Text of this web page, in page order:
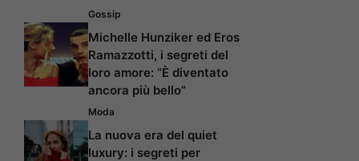
Gossip
Michelle Hunziker ed Eros
Ramazzotti, i segreti del
loro amore: “È diventato
ancora più bello”
Moda
La nuova era del quiet
luxury: i segreti per